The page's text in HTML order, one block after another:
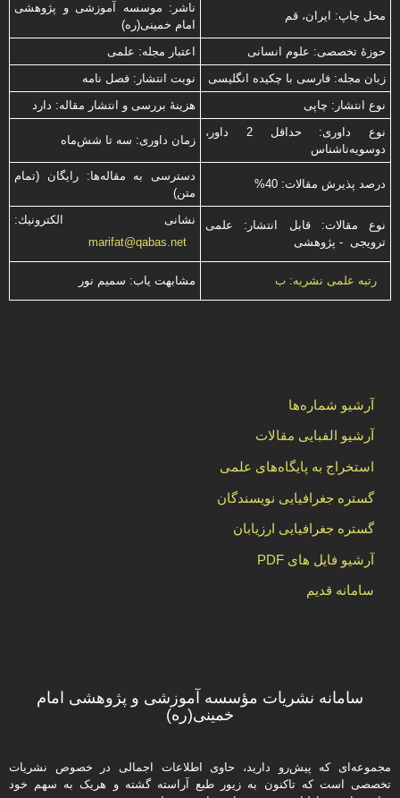
محل چاپ: ایران، قم
ناشر: موسسه آموزشی و پژوهشی
امام خمینی(ره)
حوزۀ تخصصی: علوم انسانی
اعتبار مجله: علمی
زبان مجله: فارسی با چكیده انگلیسی
نوبت انتشار: فصل نامه
نوع انتشار: چاپی
هزینۀ بررسی و انتشار مقاله: دارد
نوع داوری: حداقل 2 داور،
دوسویه‌ناشناس
زمان داوری: سه تا شش‌ماه
درصد پذیرش مقالات: 40%
دسترسی به مقاله‌ها: رایگان (تمام
متن)
نوع مقالات: قابل انتشار: علمی
ترویجی - پژوهشی
نشانی الكترونیك:
marifat@qabas.net
رتبه علمی نشریه: ب مشابهت ياب: سميم نور
آرشیو شماره‌ها
آرشیو الفبایی مقالات
استخراج به پایگاه‌های علمی
گستره جغرافیایی نویسندگان
گستره جغرافیایی ارزیابان
آرشیو فایل های PDF
سامانه قدیم
سامانه نشریات مؤسسه آموزشی و پژوهشی امام
خمینی(ره)
مجموعه‌ای که پیش‌رو دارید،‌ حاوی اطلاعات اجمالی در خصوص نشریات
تخصصی است که تاکنون به زیور طبع آراسته گشته و هریک به سهم خود